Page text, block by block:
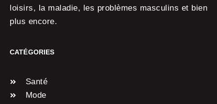
loisirs, la maladie, les problèmes masculins et bien
plus encore.
CATÉGORIES
Santé
Mode